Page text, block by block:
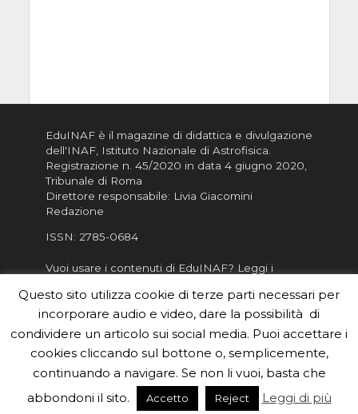
EduINAF è il magazine di didattica e divulgazione
dell'INAF, Istituto Nazionale di Astrofisica
Registrazione n. 45/2020 in data 4 giugno 2020,
Tribunale di Roma
Direttore responsabile: Livia Giacomini
Redazione
ISSN: 2785-0684
Vuoi usare i contenuti di EduINAF? Leggi i
Informativa sulla Privacy
Informatva sui Cookie
Per la rubrica de l'Astronomo risponde, per
inviarci le tue foto o i tuoi contributi, scrivici a
redazione.edu [chiocciola] inaf.it oppure
il form
Questo sito utilizza cookie di terze parti necessari per
incorporare audio e video, dare la possibilità di
condividere un articolo sui social media. Puoi accettare i
cookies cliccando sul bottone o, semplicemente,
continuando a navigare. Se non li vuoi, basta che
abbondoni il sito.
Accetto Reject Leggi di più